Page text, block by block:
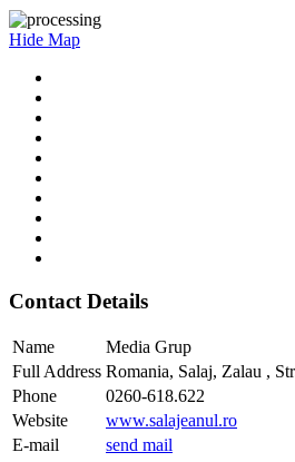
Hide Map
Contact Details
Name
Media Grup
Full Address Romania, Salaj, Zalau ,
Phone
0260-618.622
Website
www.salajeanul.ro
E-mail
send mail